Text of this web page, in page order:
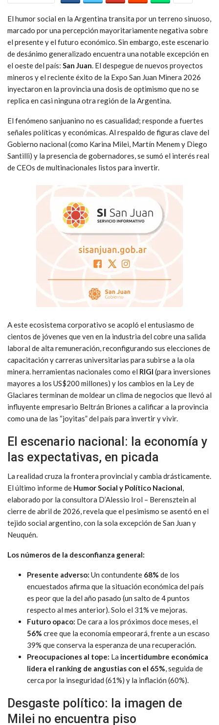
El humor social en la Argentina transita por un terreno sinuoso,
marcado por una percepción mayoritariamente negativa sobre
el presente y el futuro económico. Sin embargo, este escenario
de desánimo generalizado encuentra una notable excepción en
el oeste del país: San Juan. El despegue de nuevos proyectos
mineros y el reciente éxito de la Expo San Juan Minera 2026
inyectaron en la provincia una dosis de optimismo que no se
replica en casi ninguna otra región de la Argentina.
El fenómeno sanjuanino no es casualidad; responde a fuertes
señales políticas y económicas. Al respaldo de figuras clave del
Gobierno nacional (como Karina Milei, Martín Menem y Diego
Santilli) y la presencia de gobernadores, se sumó el interés real
de CEOs de multinacionales listos para invertir.
A este ecosistema corporativo se acopló el entusiasmo de
cientos de jóvenes que ven en la industria del cobre una salida
laboral de alta remuneración, reconfigurando sus elecciones de
capacitación y carreras universitarias para subirse a la ola
minera. herramientas nacionales como el RIGI (para inversiones
mayores a los US$200 millones) y los cambios en la Ley de
Glaciares terminan de moldear un clima de negocios que llevó al
influyente empresario Beltrán Briones a calificar a la provincia
como una de las “joyitas” del país para invertir y vivir.
El escenario nacional: la economía y
las expectativas, en picada
La realidad cruza la frontera provincial y cambia drásticamente.
El último informe de Humor Social y Político Nacional,
elaborado por la consultora D’Alessio Irol – Berensztein al
cierre de abril de 2026, revela que el pesimismo se asentó en el
tejido social argentino, con la sola excepción de San Juan y
Neuquén.
Los números de la desconfianza general:
Presente adverso: Un contundente 68% de los
encuestados afirma que la situación económica del país
es peor que la del año pasado (un salto de 4 puntos
respecto al mes anterior). Solo el 31% ve mejoras.
Futuro opaco: De cara a los próximos doce meses, el
56% cree que la economía empeorará, frente a un escaso
39% que conserva la esperanza de una recuperación.
Preocupaciones al tope: La incertidumbre económica
lidera el ranking de angustias con el 65%, seguida de
cerca por la inseguridad (61%) y la inflación (60%).
Desgaste político: la imagen de
Milei no encuentra piso